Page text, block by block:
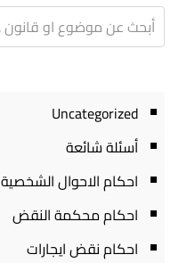
Uncategorized
أسئلة شائعة
احكام الاحوال الشخصية
احكام محكمة النقض
احكام نقض ايجارات